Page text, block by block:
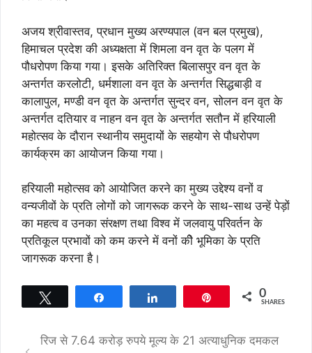
अजय श्रीवास्तव, प्रधान मुख्य अरण्यपाल (वन बल प्रमुख),
हिमाचल प्रदेश की अध्यक्षता में शिमला वन वृत के पलग में
पौधरोपण किया गया। इसके अतिरिक्त बिलासपुर वन वृत के
अन्तर्गत करलोटी, धर्मशाला वन वृत के अन्तर्गत सिद्धबाड़ी व
कालापुल, मण्डी वन वृत के अन्तर्गत सुन्दर वन, सोलन वन वृत के
अन्तर्गत दतियार व नाहन वन वृत के अन्तर्गत सतौन में हरियाली
महोत्सव के दौरान स्थानीय समुदायों के सहयोग से पौधरोपण
कार्यक्रम का आयोजन किया गया।
हरियाली महोत्सव को आयोजित करने का मुख्य उद्देश्य वनों व
वन्यजीवों के प्रति लोगों को जागरूक करने के साथ-साथ उन्हें पेड़ों
का महत्व व उनका संरक्षण तथा विश्व में जलवायु परिवर्तन के
प्रतिकूल प्रभावों को कम करने में वनों कीे भूमिका के प्रति
जागरूक करना है।
0
SHARES
रिज से 7.64 करोड़ रुपये मूल्य के 21 अत्याधुनिक दमकल